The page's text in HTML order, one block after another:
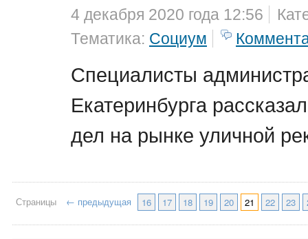
4 декабря 2020 года 12:56
Тематика: Социум
Специалисты
Екатеринбурга
дел на рынке уличной
Страницы ← предыдущая 16 17 18 19 20 21 22 23